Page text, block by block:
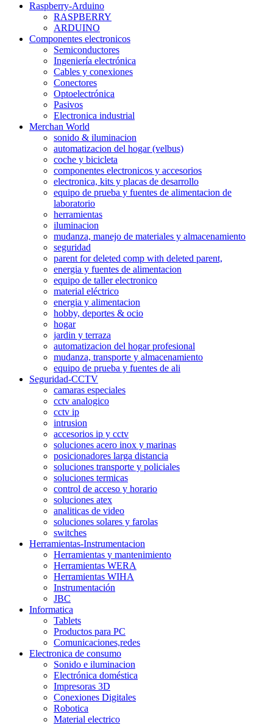
Raspberry-Arduino
RASPBERRY
ARDUINO
Componentes electronicos
Semiconductores
Ingeniería electrónica
Cables y conexiones
Conectores
Optoelectrónica
Pasivos
Electronica industrial
Merchan World
sonido & iluminacion
automatizacion del hogar (velbus)
coche y bicicleta
componentes electronicos y accesorios
electronica, kits y placas de desarrollo
equipo de prueba y fuentes de alimentacion de
laboratorio
herramientas
iluminacion
mudanza, manejo de materiales y almacenamiento
seguridad
parent for deleted comp with deleted parent,
energia y fuentes de alimentacion
equipo de taller electronico
material eléctrico
energia y alimentacion
hobby, deportes & ocio
hogar
jardin y terraza
automatizacion del hogar profesional
mudanza, transporte y almacenamiento
equipo de prueba y fuentes de ali
Seguridad-CCTV
camaras especiales
cctv analogico
cctv ip
intrusion
accesorios ip y cctv
soluciones acero inox y marinas
posicionadores larga distancia
soluciones transporte y policiales
soluciones termicas
control de acceso y horario
soluciones atex
analiticas de video
soluciones solares y farolas
switches
Herramientas-Instrumentacion
Herramientas y mantenimiento
Herramientas WERA
Herramientas WIHA
Instrumentación
JBC
Informatica
Tablets
Productos para PC
Comunicaciones,redes
Electronica de consumo
Sonido e iluminacion
Electrónica doméstica
Impresoras 3D
Conexiones Digitales
Robotica
Material electrico